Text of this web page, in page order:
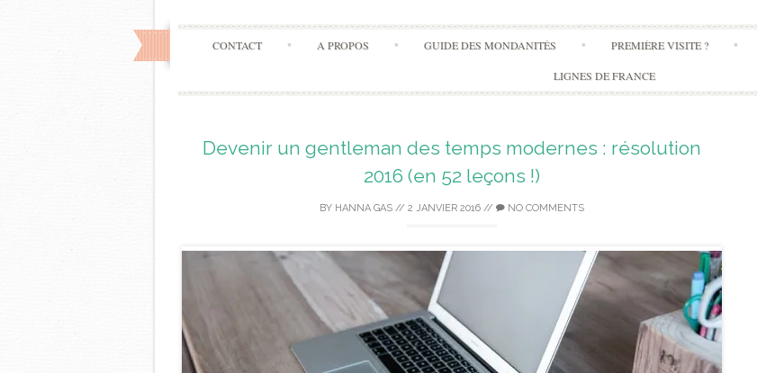
Skip
to
content
CONTACT A PROPOS GUIDE DES MONDANITÉS PREMIÈRE VISITE ?
LIGNES DE FRANCE
Devenir un gentleman des temps modernes : résolution
2016 (en 52 leçons !)
BY HANNA GAS // 2 JANVIER 2016 // NO COMMENTS